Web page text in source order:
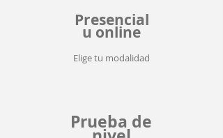
Presencial
u online
Elige tu modalidad
Prueba de